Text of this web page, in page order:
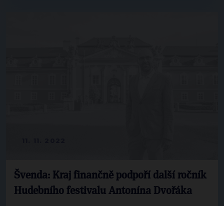
Švenda: Kraj finančně podpoří další ročník
Hudebního festivalu Antonína Dvořáka